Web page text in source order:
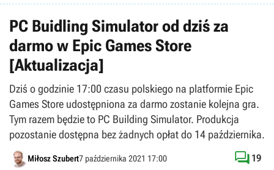
PC Buidling Simulator od dziś za
darmo w Epic Games Store
[Aktualizacja]
Dziś o godzinie 17:00 czasu polskiego na platformie Epic
Games Store udostępniona za darmo zostanie kolejna gra.
Tym razem będzie to PC Building Simulator. Produkcja
pozostanie dostępna bez żadnych opłat do 14 października.
Miłosz Szubert7 października 2021 17:00  19